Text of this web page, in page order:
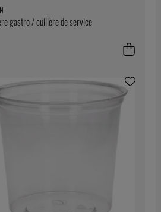
gastro / cuillère de service